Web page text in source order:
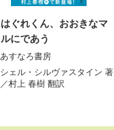
はぐれくん、おおきなマ
ルにであう
あすなろ書房
シェル・シルヴァスタイン 著
／村上 春樹 翻訳